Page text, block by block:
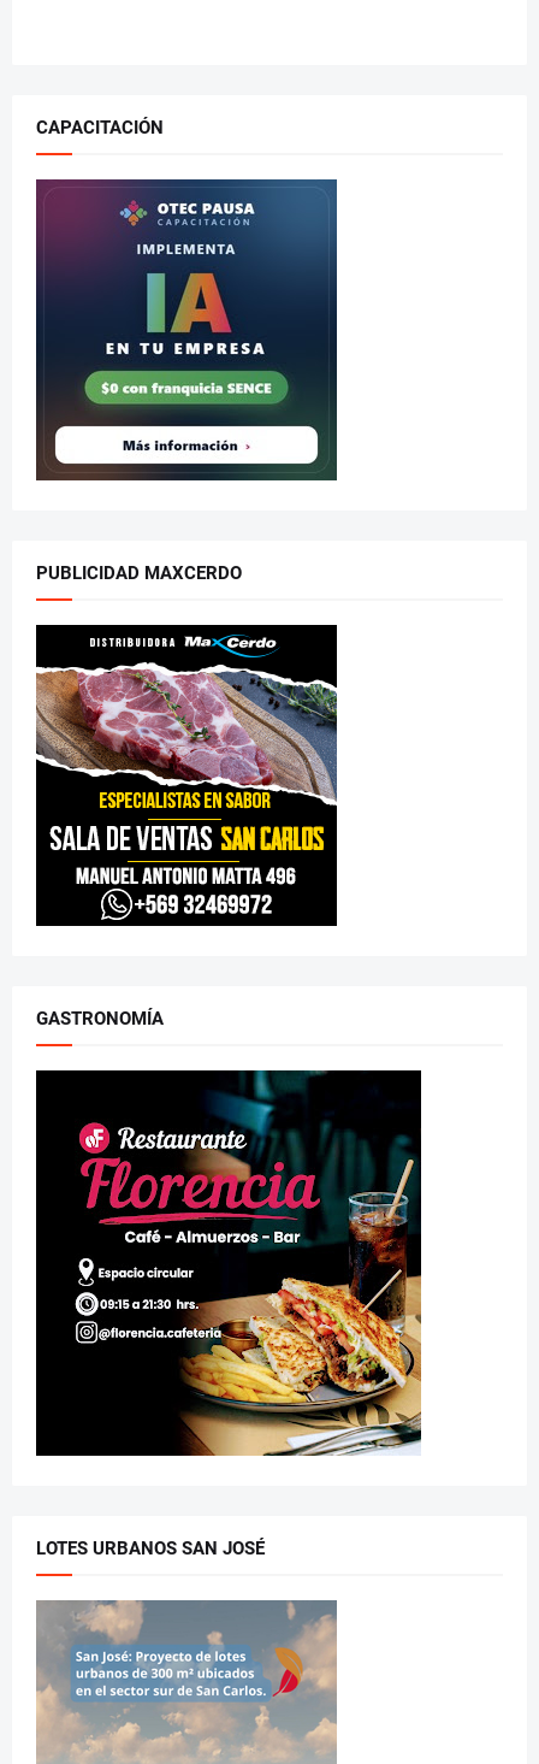
CAPACITACIÓN
PUBLICIDAD MAXCERDO
GASTRONOMÍA
LOTES URBANOS SAN JOSÉ